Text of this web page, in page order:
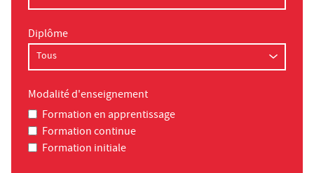
Diplôme
Modalité d'enseignement
Formation en apprentissage
Formation continue
Formation initiale